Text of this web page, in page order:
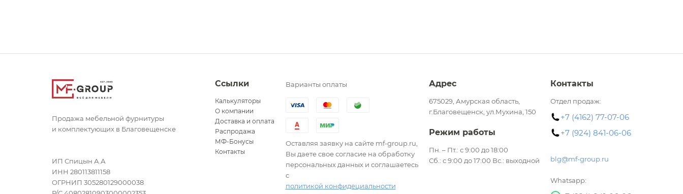
Продажа мебельной фурнитуры
и комплектующих в Благовещенске
ИП Спицын А.А
ИНН 280113811158
ОГРНИП 305280129000038
Ссылки
Калькуляторы
О компании
Доставка и оплата
Распродажа
МФ-Бонусы
Контакты
Варианты оплаты
Оставляя заявку на сайте mf-group.ru,
Вы даете свое согласие на обработку
персональных данных и соглашаетесь
с
политикой конфидециальности
Адрес
675029, Амурская область,
г.Благовещенск, ул.Мухина, 150
Режим работы
Пн. – Пт.: с 9:00 до 18:00
Сб.: с 9:00 до 17:00 Вс.: выходной
Контакты
Отдел продаж:
+7 (4162) 77-07-06
+7 (924) 841-06-06
blg@mf-group.ru
Whatsapp: